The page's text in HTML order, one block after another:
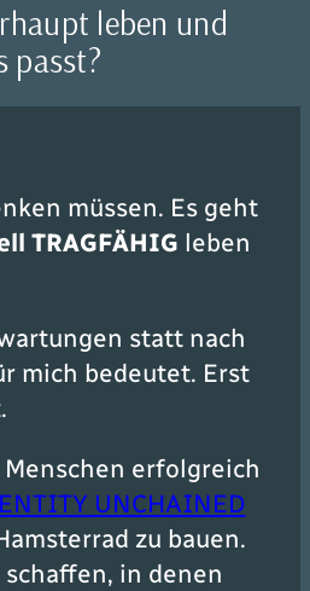
leben und
passt?
müssen. Es geht
TRAGFÄHIG leben
statt nach
mich bedeutet. Erst
erfolgreich
UNCHAINED
zu bauen.
in denen